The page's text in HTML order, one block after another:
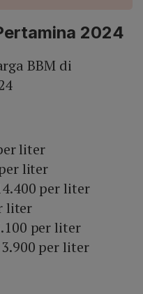
2024
BBM di
liter
liter
per liter
liter
per liter
per liter